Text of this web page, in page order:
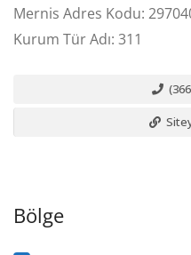
Mernis Adres Kodu:
Kurum Tür Adı: 311
Bölge